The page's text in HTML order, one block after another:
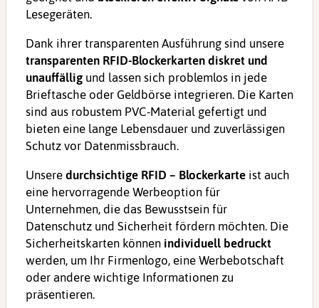
Lesegeräten.
Dank ihrer transparenten Ausführung sind unsere
transparenten RFID-Blockerkarten diskret und
unauffällig und lassen sich problemlos in jede
Brieftasche oder Geldbörse integrieren. Die Karten
sind aus robustem PVC-Material gefertigt und
bieten eine lange Lebensdauer und zuverlässigen
Schutz vor Datenmissbrauch.
Unsere durchsichtige RFID – Blockerkarte ist auch
eine hervorragende Werbeoption für
Unternehmen, die das Bewusstsein für
Datenschutz und Sicherheit fördern möchten. Die
Sicherheitskarten können individuell bedruckt
werden, um Ihr Firmenlogo, eine Werbebotschaft
oder andere wichtige Informationen zu
präsentieren.